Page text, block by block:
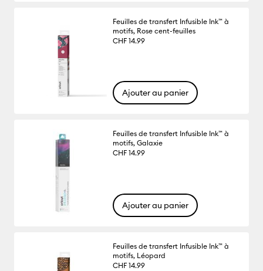
Feuilles de transfert Infusible Ink™ à
motifs, Rose cent-feuilles
CHF 14.99
Ajouter au panier
Feuilles de transfert Infusible Ink™ à
motifs, Galaxie
CHF 14.99
Ajouter au panier
Feuilles de transfert Infusible Ink™ à
motifs, Léopard
CHF 14.99